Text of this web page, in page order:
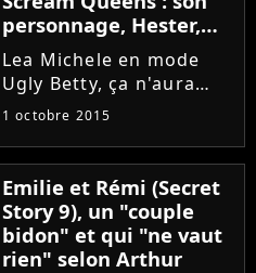
Cyril...
personnage, Hester,
devient une bombe !
Lea Michele en mode
Ugly Betty, ça n'aura
pas duré très
Queens. La semaine
dernière, la chaîne FOX
dévoilait les deux
premiers épisodes
sanglants de la série...
1 octobre 2015
Emilie et Rémi (Secret
Story 9), un "couple
bidon" et qui "ne vaut
rien" selon Arthur